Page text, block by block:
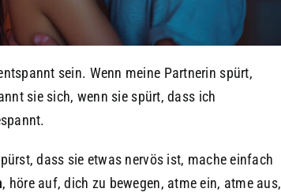
sein. Wenn meine Partnerin spürt,
sie sich, wenn sie spürt, dass ich
dass sie etwas nervös ist, mache einfach
, höre auf, dich zu bewegen, atme ein, atme aus,